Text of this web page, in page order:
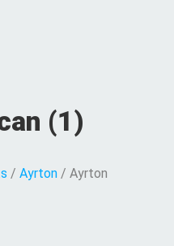
(1)
/ Ayrton / Ayrton